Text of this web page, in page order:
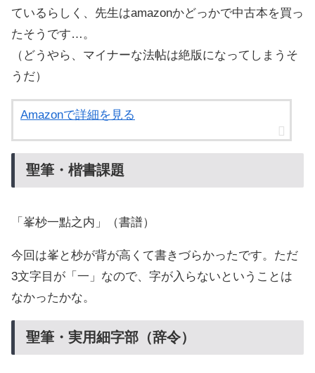
ているらしく、先生はamazonかどっかで中古本を買っ
たそうです…。
（どうやら、マイナーな法帖は絶版になってしまうそ
うだ）
Amazonで詳細を見る
聖筆・楷書課題
「峯杪一點之内」（書譜）
今回は峯と杪が背が高くて書きづらかったです。ただ
3文字目が「一」なので、字が入らないということは
なかったかな。
聖筆・実用細字部（辞令）